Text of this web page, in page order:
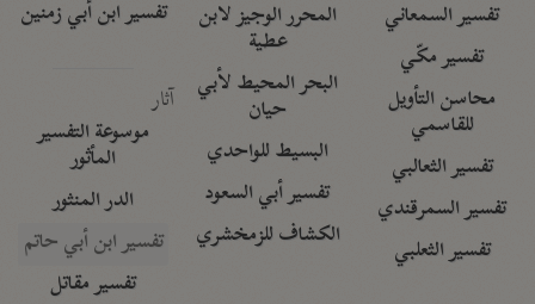
تفسير السمعاني
تفسير مكّي
محاسن التأويل
للقاسمي
تفسير الثعالبي
تفسير السمرقندي
تفسير الثعلبي
المحرر الوجيز لابن
عطية
البحر المحيط لأبي
حيان
البسيط للواحدي
تفسير أبي السعود
الكشاف للزمخشري
تفسير ابن أبي زمنين
آثار
موسوعة التفسير
المأثور
الدر المنثور
تفسير ابن أبي حاتم
تفسير مقاتل